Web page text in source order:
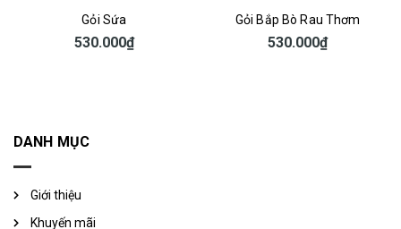
Gỏi Sứa
530.000₫
Gỏi Bắp Bò Rau Thơm
530.000₫
DANH MỤC
Giới thiệu
Khuyến mãi